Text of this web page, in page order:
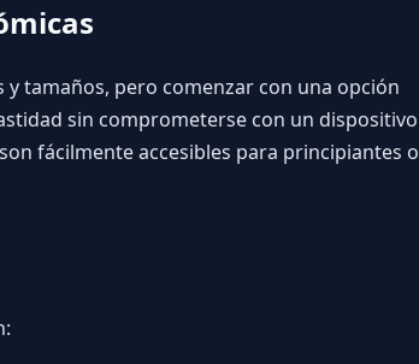
tamaños, pero comenzar con una opción
sin comprometerse con un dispositivo
fácilmente accesibles para principiantes o